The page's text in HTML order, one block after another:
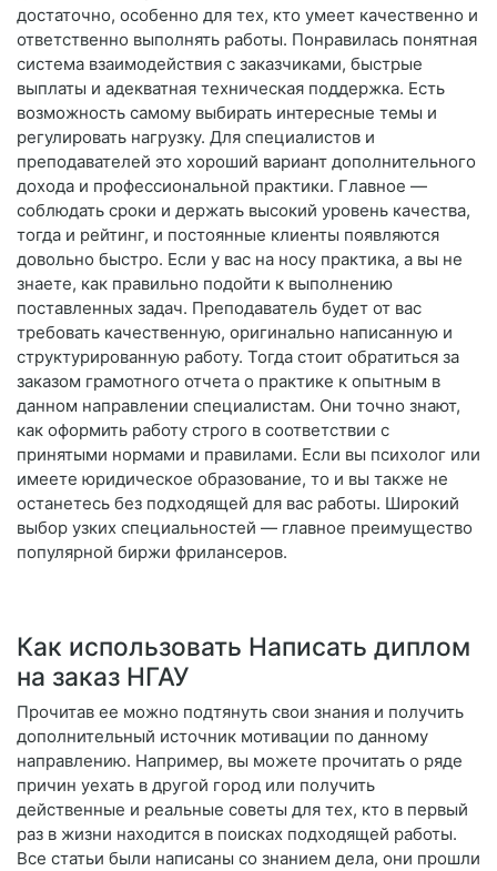
достаточно, особенно для тех, кто умеет качественно и
ответственно выполнять работы. Понравилась понятная
система взаимодействия с заказчиками, быстрые
выплаты и адекватная техническая поддержка. Есть
возможность самому выбирать интересные темы и
регулировать нагрузку. Для специалистов и
преподавателей это хороший вариант дополнительного
дохода и профессиональной практики. Главное —
соблюдать сроки и держать высокий уровень качества,
тогда и рейтинг, и постоянные клиенты появляются
довольно быстро. Если у вас на носу практика, а вы не
знаете, как правильно подойти к выполнению
поставленных задач. Преподаватель будет от вас
требовать качественную, оригинально написанную и
структурированную работу. Тогда стоит обратиться за
заказом грамотного отчета о практике к опытным в
данном направлении специалистам. Они точно знают,
как оформить работу строго в соответствии с
принятыми нормами и правилами. Если вы психолог или
имеете юридическое образование, то и вы также не
останетесь без подходящей для вас работы. Широкий
выбор узких специальностей — главное преимущество
популярной биржи фрилансеров.
Как использовать Написать диплом
на заказ НГАУ
Прочитав ее можно подтянуть свои знания и получить
дополнительный источник мотивации по данному
направлению. Например, вы можете прочитать о ряде
причин уехать в другой город или получить
действенные и реальные советы для тех, кто в первый
раз в жизни находится в поисках подходящей работы.
Все статьи были написаны со знанием дела, они прошли